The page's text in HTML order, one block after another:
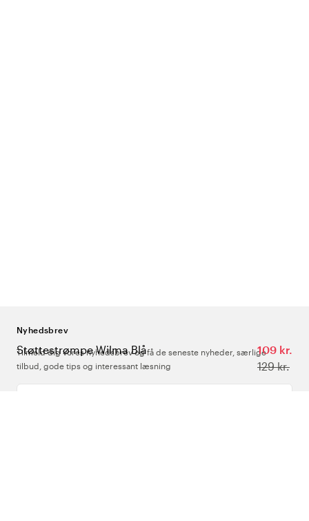
Støttestrømpe Wilma Blå
109 kr.
129 kr.
Nyhedsbrev
Tilmeld dig vores nyhedsbrev og få de seneste nyheder, særlige
tilbud, gode tips og interessant læsning
Indtast din e-mailadresse